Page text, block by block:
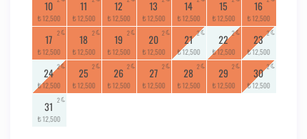
10
₺ 12,500
11
₺ 12,500
12
₺ 12,500
13
₺ 12,500
14
₺ 12,500
15
₺ 12,500
16
₺ 12,500
17
₺ 12,500
2 18
₺ 12,500
2 19
₺ 12,500
2 20
₺ 12,500
2 21
₺ 12,500
2 22
₺ 12,500
2 23
₺ 12,500
2
24
₺ 12,500
2 25
₺ 12,500
2 26
₺ 12,500
2 27
₺ 12,500
2 28
₺ 12,500
2 29
₺ 12,500
2 30
₺ 12,500
2
31
₺ 12,500
2